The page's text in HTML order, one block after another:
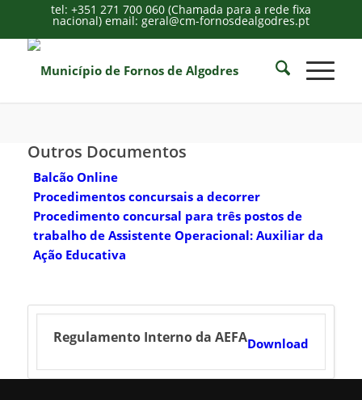
tel: +351 271 700 060 (Chamada para a rede fixa
nacional) email: geral@cm-fornosdealgodres.pt
Outros Documentos
Balcão Online
Procedimentos concursais a decorrer
Procedimento concursal para três postos de
trabalho de Assistente Operacional: Auxiliar da
Ação Educativa
Regulamento Interno da AEFADownload